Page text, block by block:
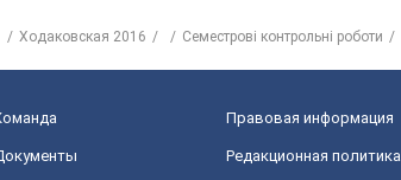
Ходаковская 2016 Семестрові контрольні роботи
Правовая информация
Редакционная политика